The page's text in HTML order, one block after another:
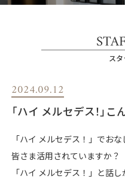
ス
2024.09.12
「ハイ メルセデス！」
「ハイ メルセデス！」でお
皆さま活用されていますか？
「ハイ メルセデス！」と話